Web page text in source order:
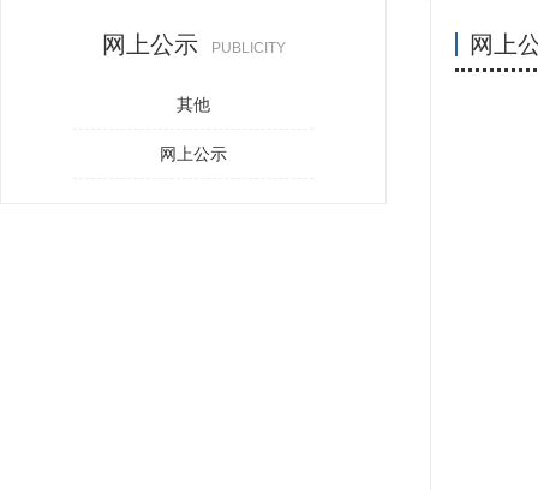
网上公示 PUBLICITY
其他
网上公示
网上